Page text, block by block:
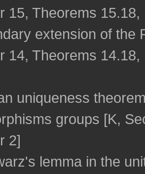
15, Theorems 15.18,
extension of the
14, Theorems
uniqueness
groups [K,
2]
lemma in the